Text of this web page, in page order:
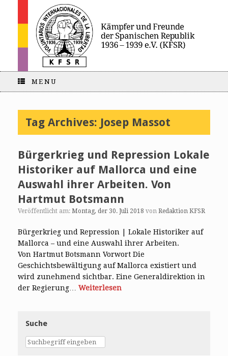
MENU
Tag Archives: Josep Massot
Bürgerkrieg und Repression Lokale
Historiker auf Mallorca und eine
Auswahl ihrer Arbeiten. Von
Hartmut Botsmann
Veröffentlicht am: Montag, der 30. Juli 2018 von Redaktion KFSR
Bürgerkrieg und Repression | Lokale Historiker auf
Mallorca – und eine Auswahl ihrer Arbeiten.
Von Hartmut Botsmann Vorwort Die
Geschichtsbewältigung auf Mallorca existiert und
wird zunehmend sichtbar. Eine Generaldirektion in
der Regierung… Weiterlesen
Suche